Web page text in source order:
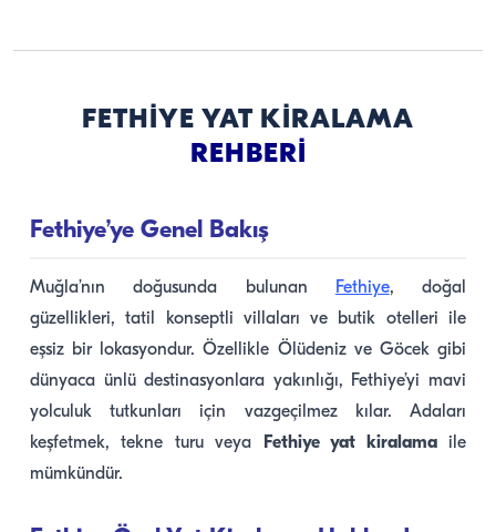
FETHIYE YAT KIRALAMA
REHBERI
Fethiye’ye Genel Bakış
Muğla’nın doğusunda bulunan Fethiye, doğal
güzellikleri, tatil konseptli villaları ve butik otelleri ile
eşsiz bir lokasyondur. Özellikle Ölüdeniz ve Göcek gibi
dünyaca ünlü destinasyonlara yakınlığı, Fethiye’yi mavi
yolculuk tutkunları için vazgeçilmez kılar. Adaları
keşfetmek, tekne turu veya
Fethiye yat kiralamaile
mümkündür.